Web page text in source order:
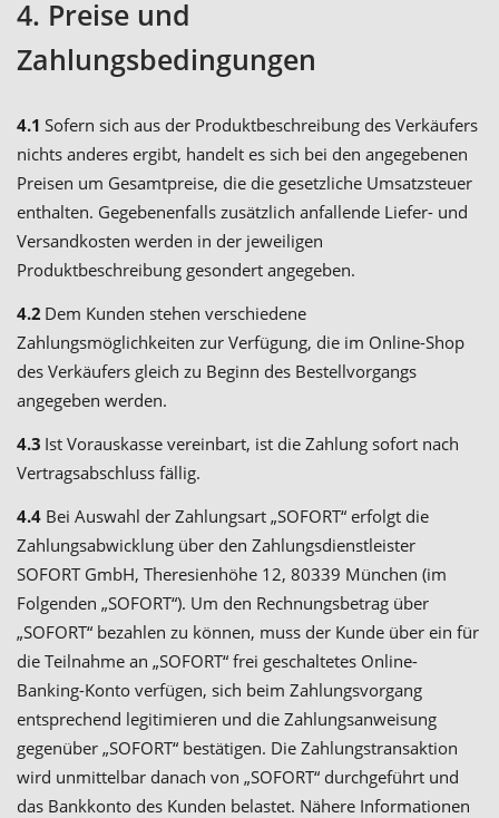
4. Preise und
Zahlungsbedingungen
4.1 Sofern sich aus der Produktbeschreibung des Verkäufers
nichts anderes ergibt, handelt es sich bei den angegebenen
Preisen um Gesamtpreise, die die gesetzliche Umsatzsteuer
enthalten. Gegebenenfalls zusätzlich anfallende Liefer- und
Versandkosten werden in der jeweiligen
Produktbeschreibung gesondert angegeben.
4.2 Dem Kunden stehen verschiedene
Zahlungsmöglichkeiten zur Verfügung, die im Online-Shop
des Verkäufers gleich zu Beginn des Bestellvorgangs
angegeben werden.
4.3 Ist Vorauskasse vereinbart, ist die Zahlung sofort nach
Vertragsabschluss fällig.
4.4 Bei Auswahl der Zahlungsart „SOFORT“ erfolgt die
Zahlungsabwicklung über den Zahlungsdienstleister
SOFORT GmbH, Theresienhöhe 12, 80339 München (im
Folgenden „SOFORT“). Um den Rechnungsbetrag über
„SOFORT“ bezahlen zu können, muss der Kunde über ein für
die Teilnahme an „SOFORT“ frei geschaltetes Online-
Banking-Konto verfügen, sich beim Zahlungsvorgang
entsprechend legitimieren und die Zahlungsanweisung
gegenüber „SOFORT“ bestätigen. Die Zahlungstransaktion
wird unmittelbar danach von „SOFORT“ durchgeführt und
das Bankkonto des Kunden belastet. Nähere Informationen